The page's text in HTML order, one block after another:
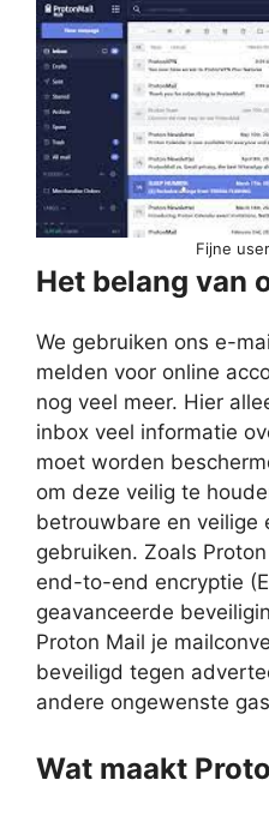
Fijne
Het belang van
We gebruiken ons e-
melden voor online
nog veel meer. Hier
inbox veel informatie
moet worden
om deze veilig te
betrouwbare en veilige
gebruiken. Zoals
end-to-end encryptie
geavanceerde
Proton Mail je
beveiligd tegen
andere ongewenste
Wat maakt